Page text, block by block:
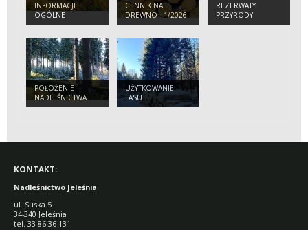
INFORMACJE
OGÓLNE
CENNIK NA
DREWNO - 1/2026
R.
REZERWATY
PRZYRODY
POŁOŻENIE
NADLEŚNICTWA
JELEŚNIA
UŻYTKOWANIE
LASU
KONTAKT:
Nadleśnictwo Jeleśnia
ul. Suska 5
34-340 Jeleśnia
tel. 33 86 36 131